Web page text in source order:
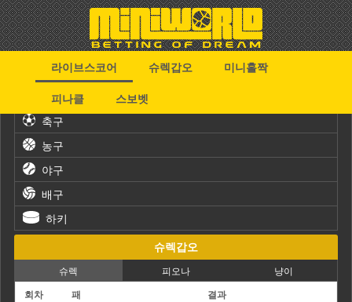
라이브스코어 슈렉갑오
미니홀짝
피나클
스보벳
축구
농구
야구
배구
하키
슈렉갑오
슈렉 피오나 냥이
회차 패 결과